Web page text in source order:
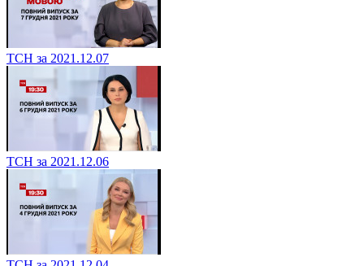
ТСН за 2021.12.07
ТСН за 2021.12.06